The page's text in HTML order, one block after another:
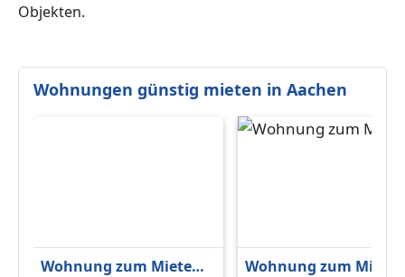
Objekten.
Wohnungen günstig mieten in Aachen
Wohnung zum Mieten
Wohnung zum Mieten